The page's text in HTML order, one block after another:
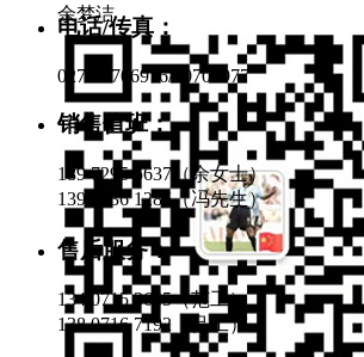
电话/传真：
027-60706976/60706977
销售值班：
189 7295 5637（余女士）
139 7136 1285（冯先生）
售后服务：
134 0715 3645（范工）
138 0716 7192（吕工）
余梦洁